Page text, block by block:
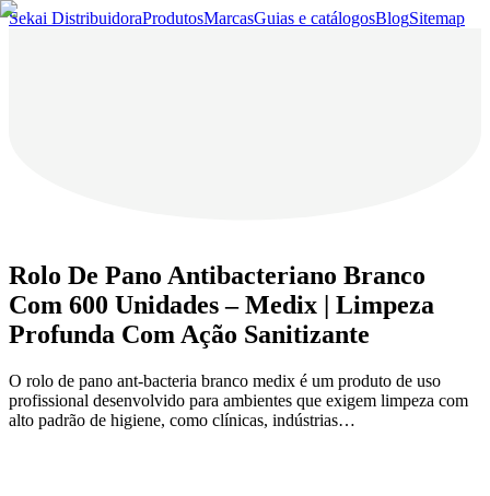
Sekai DistribuidoraProdutosMarcasGuias e catálogosBlogSitemap
Rolo De Pano Antibacteriano Branco
Com 600 Unidades – Medix | Limpeza
Profunda Com Ação Sanitizante
O rolo de pano ant-bacteria branco medix é um produto de uso
profissional desenvolvido para ambientes que exigem limpeza com
alto padrão de higiene, como clínicas, indústrias…